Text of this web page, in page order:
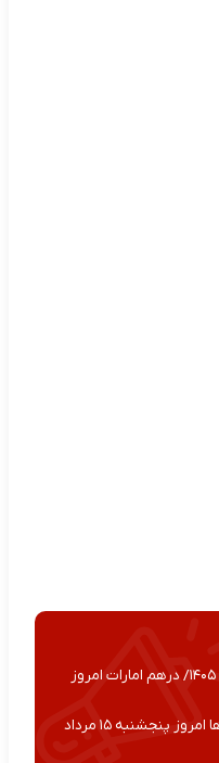
قیمت درهم امروز جمعه ۱۶ مرداد ۱۴۰۵/ درهم امارات امروز
قیمت جدید دلار، یورو و سایر ارزها امروز پنجشنبه ۱۵ مرداد